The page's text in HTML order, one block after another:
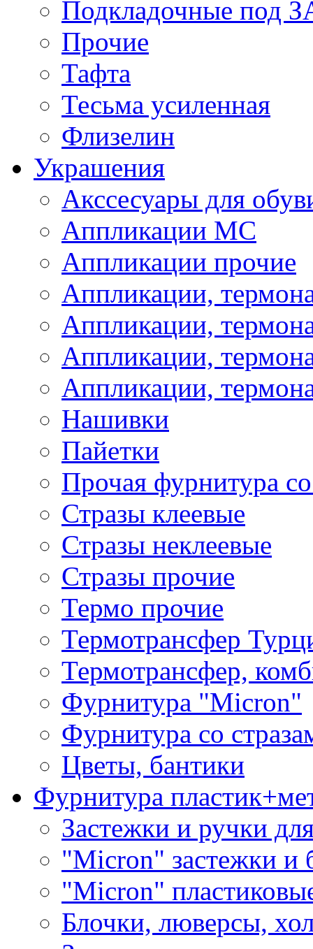
Подкладочные под
Прочие
Тафта
Тесьма усиленная
Флизелин
Украшения
Акссесуары для
Аппликации МС
Аппликации прочие
Аппликации,
Аппликации,
Аппликации,
Аппликации,
Нашивки
Пайетки
Прочая фурнитура
Стразы клеевые
Стразы неклеевые
Стразы прочие
Термо прочие
Термотрансфер
Термотрансфер,
Фурнитура "Micron"
Фурнитура со
Цветы, бантики
Фурнитура
Застежки и ручки
"Micron" застежки и
"Micron"
Блочки, люверсы,